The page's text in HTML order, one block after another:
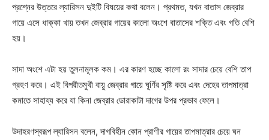
প্রশ্নের উত্তরে ল্যারিসন দুইটি বিষয়ের কথা বলেন। প্রথমত, যখন বাতাস জেব্রার
গায়ে এসে ধাক্কা খায় তখন জেব্রার গায়ের কালো অংশে বাতাসের শক্তি এবং গতি বেশি
হয়।
সাদা অংশে এটা হয় তুলনামূলক কম। এর কারণ হচ্ছে কালো রং সাদার চেয়ে বেশি তাপ
গ্রহণ করে। এই বিপরীতমুখী বায়ু জেব্রার গায়ে ঘূর্ণির সৃষ্টি করে এবং দেহের তাপমাত্রা
কমাতে সাহায্য করে যা কিনা জেব্রার ডোরাকাটা দাগের উপর প্রভাব ফেলে।
উদাহরণস্বরূপ ল্যারিসন বলেন, দাগবিহীন কোন প্রাণীর গায়ের তাপমাত্রার চেয়ে ঘন